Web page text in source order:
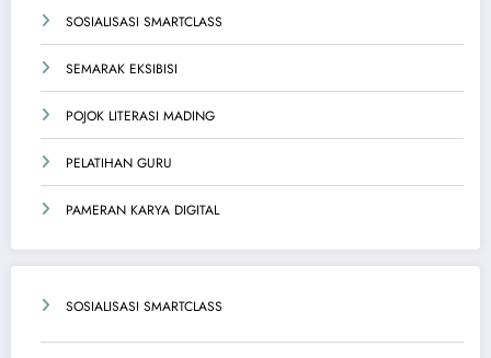
SOSIALISASI SMARTCLASS
SEMARAK EKSIBISI
POJOK LITERASI MADING
PELATIHAN GURU
PAMERAN KARYA DIGITAL
SOSIALISASI SMARTCLASS